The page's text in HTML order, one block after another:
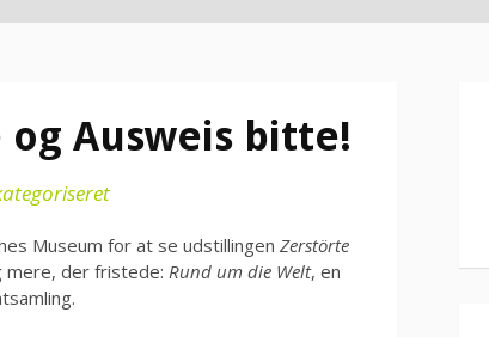
Ausweis bitte!
Museum for at se udstillingen Zerstörte
mere, der fristede: Rund um die Welt, en